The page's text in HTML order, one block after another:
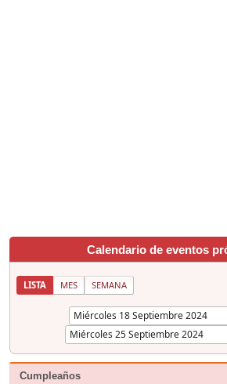
Calendario de eventos
LISTA MES SEMANA
Cumpleaños